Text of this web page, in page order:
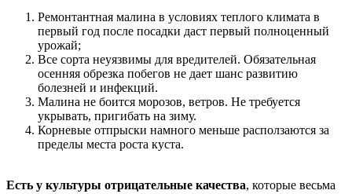
Ремонтантная малина в условиях теплого климата в
первый год после посадки даст первый полноценный
урожай;
Все сорта неуязвимы для вредителей. Обязательная
осенняя обрезка побегов не дает шанс развитию
болезней и инфекций.
Малина не боится морозов, ветров. Не требуется
укрывать, пригибать на зиму.
Корневые отпрыски намного меньше расползаются за
пределы места роста куста.
Есть у культуры отрицательные качества, которые весьма